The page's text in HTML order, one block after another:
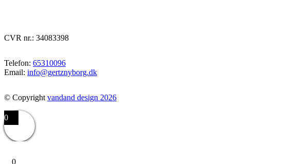
CVR nr.: 34083398
Telefon: 65310096
Email: info@gertznyborg.dk
© Copyright vandand design 2026
0
0